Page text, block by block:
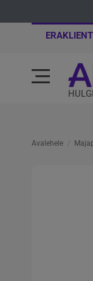
ERAKLIENT
Avalehele